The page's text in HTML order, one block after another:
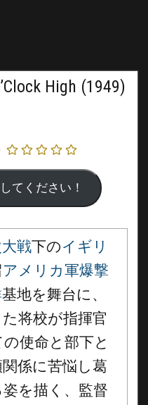
High (1949)
戦下のイギリ
アメリカ軍爆撃
基地を舞台に、
将校が指揮官
の使命と部下と
係に苦悩し葛
を描く、監督